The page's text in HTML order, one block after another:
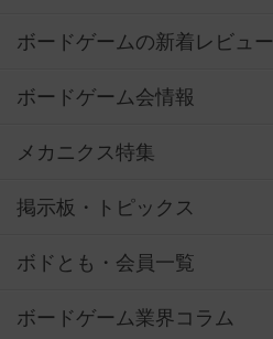
ボードゲームの新着レビュー
ボードゲーム会情報
メカニクス特集
掲示板・トピックス
ボドとも・会員一覧
ボードゲーム業界コラム